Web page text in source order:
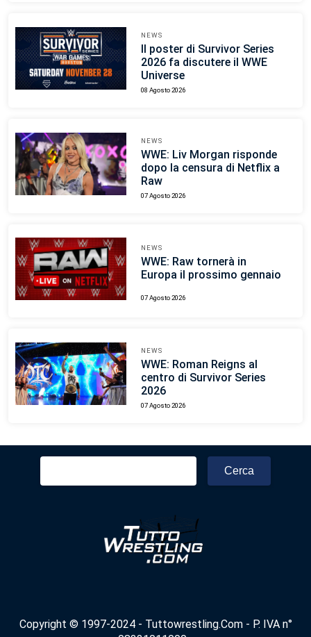
NEWS
Il poster di Survivor Series
2026 fa discutere il WWE
Universe
08 Agosto 2026
NEWS
WWE: Liv Morgan risponde
dopo la censura di Netflix a
Raw
07 Agosto 2026
NEWS
WWE: Raw tornerà in
Europa il prossimo gennaio
07 Agosto 2026
NEWS
WWE: Roman Reigns al
centro di Survivor Series
2026
07 Agosto 2026
Ricerca
Copyright © 1997-2024 - Tuttowrestling.Com - P. IVA n°